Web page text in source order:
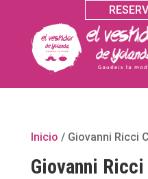
Inicio / Giovanni Ricci
Giovanni